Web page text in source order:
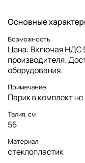
Основные
Возможность
Цена: Включая НДС
производителя.
оборудования.
Примечание
Парик в комплект
Талия, см
55
Материал
стеклопластик